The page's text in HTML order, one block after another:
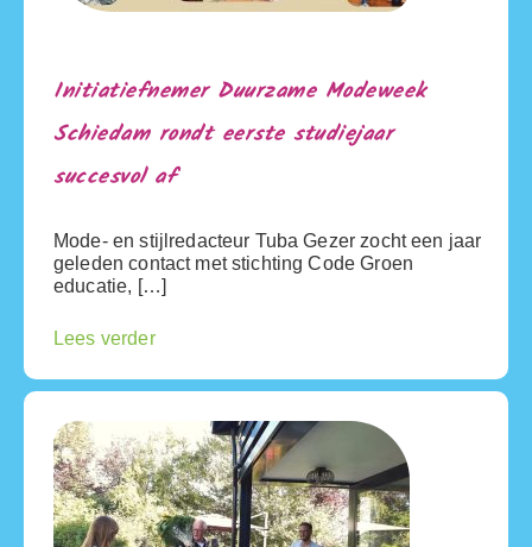
Initiatiefnemer Duurzame Modeweek
Schiedam rondt eerste studiejaar
succesvol af
Mode- en stijlredacteur Tuba Gezer zocht een jaar
geleden contact met stichting Code Groen
educatie, […]
Lees verder